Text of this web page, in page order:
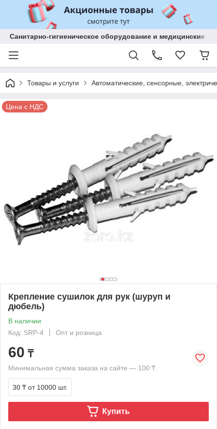
Санитарно-гигиеническое оборудование и медицинские
Товары и услуги Автоматические, сенсорные,
Цена с НДС
Крепление сушилок для рук (шуруп и
дюбель)
В наличии
Код: SRP-4
Опт и розница
60 ₸
Минимальная сумма заказа на сайте — 100 ₸
30 ₸ от 10000 шт.
Купить